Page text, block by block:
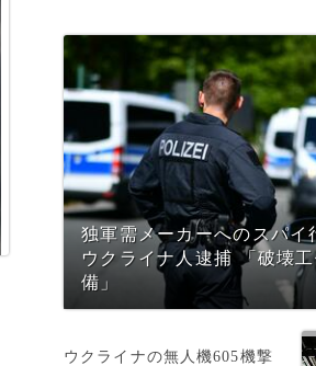
独軍需メーカーへのスパイ
ウクライナ人逮捕 「破壊
備」
ウクライナの無人機605機撃